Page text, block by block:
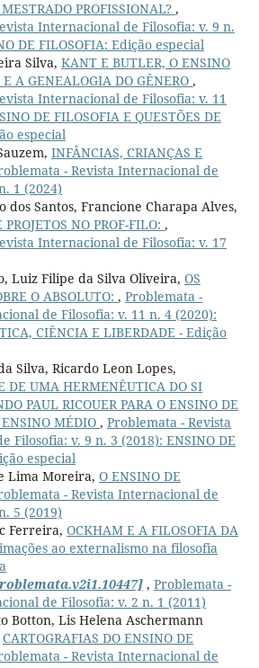
PROFISSIONAL? ,
Internacional de Filosofia: v. 9 n.
DE FILOSOFIA: Edição especial
Silva, KANT E BUTLER, O ENSINO
E A GENEALOGIA DO GÊNERO ,
Internacional de Filosofia: v. 11
DE FILOSOFIA E QUESTÕES DE
especial
INFÂNCIAS, CRIANÇAS E
- Revista Internacional de
1 (2024)
dos Santos, Francione Charapa Alves,
NO PROF-FILO: ,
Internacional de Filosofia: v. 17
Luiz Filipe da Silva Oliveira, OS
O ABSOLUTO: , Problemata -
de Filosofia: v. 11 n. 4 (2020):
CIÊNCIA E LIBERDADE - Edição
Silva, Ricardo Leon Lopes,
DE UMA HERMENÊUTICA DO SI
PAUL RICOUER PARA O ENSINO DE
MÉDIO , Problemata - Revista
Filosofia: v. 9 n. 3 (2018): ENSINO DE
especial
Lima Moreira, O ENSINO DE
- Revista Internacional de
5 (2019)
Ferreira, OCKHAM E A FILOSOFIA DA
ao externalismo na filosofia
, Problemata -
de Filosofia: v. 2 n. 1 (2011)
Botton, Lis Helena Aschermann
CARTOGRAFIAS DO ENSINO DE
- Revista Internacional de